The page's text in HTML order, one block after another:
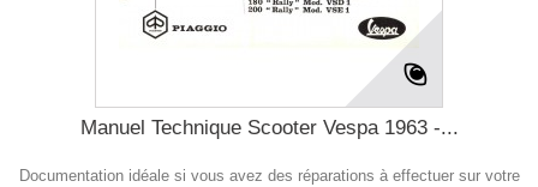
Manuel Technique Scooter Vespa 1963 -...
Documentation idéale si vous avez des réparations à effectuer sur votre